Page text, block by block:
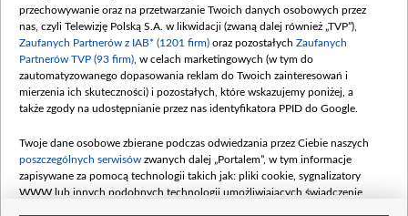
przechowywanie oraz na przetwarzanie Twoich danych osobowych przez
nas, czyli Telewizję Polską S.A. w likwidacji (zwaną dalej również „TVP”),
Zaufanych Partnerów z IAB* (1201 firm) oraz pozostałych Zaufanych
Partnerów TVP (93 firm) , w celach marketingowych (w tym do
zautomatyzowanego dopasowania reklam do Twoich zainteresowań i
mierzenia ich skuteczności) i pozostałych, które wskazujemy poniżej, a
także zgody na udostępnianie przez nas identyfikatora PPID do Google.
Twoje dane osobowe zbierane podczas odwiedzania przez Ciebie naszych
poszczególnych serwisów zwanych dalej „Portalem”, w tym informacje
zapisywane za pomocą technologii takich jak: pliki cookie, sygnalizatory
WWW lub innych podobnych technologii umożliwiających świadczenie